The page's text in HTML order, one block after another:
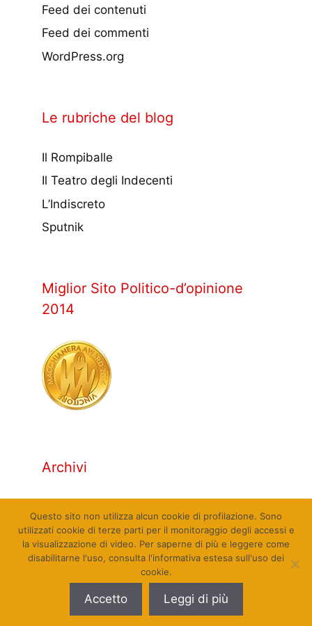
Feed dei contenuti
Feed dei commenti
WordPress.org
Le rubriche del blog
Il Rompiballe
Il Teatro degli Indecenti
L’Indiscreto
Sputnik
Miglior Sito Politico-d’opinione
2014
Archivi
© Qualcosa di Sinistra 2010 - 2026. Tutti i diritti
riservati. Sito web realizzato da Pierpaolo Farina
Questo sito non utilizza alcun cookie di profilazione. Sono
utilizzati cookie di terze parti per il monitoraggio degli accessi e
la visualizzazione di video. Per saperne di più e leggere come
disabilitarne l'uso, consulta l'informativa estesa sull'uso dei
cookie.
Accetto Leggi di più